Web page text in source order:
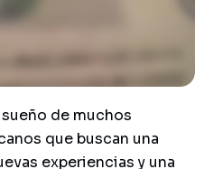
de muchos
que buscan una
experiencias y una